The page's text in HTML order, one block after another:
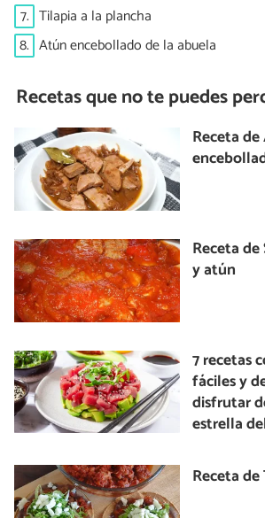
7. Tilapia a la plancha
8. Atún encebollado de la abuela
Recetas que no te puedes
Receta
Receta
y atún
7 recetas
fáciles y
disfrutar
estrella
Receta